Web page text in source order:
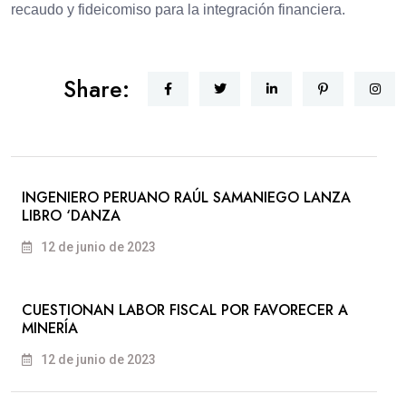
recaudo y fideicomiso para la integración financiera.
Share:
INGENIERO PERUANO RAÚL SAMANIEGO LANZA
LIBRO ‘DANZA
12 de junio de 2023
CUESTIONAN LABOR FISCAL POR FAVORECER A
MINERÍA
12 de junio de 2023